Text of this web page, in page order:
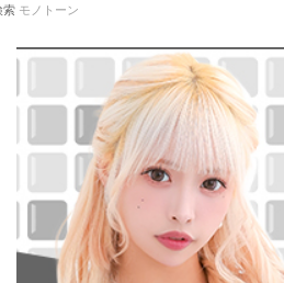
索 モノトーン